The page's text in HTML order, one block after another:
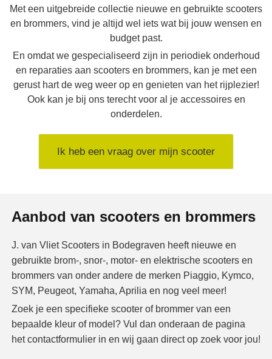
Met een uitgebreide collectie nieuwe en gebruikte scooters
en brommers, vind je altijd wel iets wat bij jouw wensen en
budget past.
En omdat we gespecialiseerd zijn in periodiek onderhoud
en reparaties aan scooters en brommers, kan je met een
gerust hart de weg weer op en genieten van het rijplezier!
Ook kan je bij ons terecht voor al je accessoires en
onderdelen.
Ik heb een vraag over mijn scooter
Aanbod van scooters en brommers
J. van Vliet Scooters in Bodegraven heeft nieuwe en
gebruikte brom-, snor-, motor- en elektrische scooters en
brommers van onder andere de merken Piaggio, Kymco,
SYM, Peugeot, Yamaha, Aprilia en nog veel meer!
Zoek je een specifieke scooter of brommer van een
bepaalde kleur of model? Vul dan onderaan de pagina
het contactformulier in en wij gaan direct op zoek voor jou!